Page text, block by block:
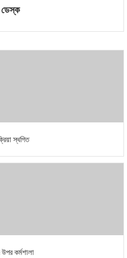
ডেস্ক
স্থগিত
কর্মশালা